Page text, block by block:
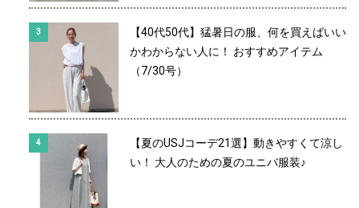
【40代50代】猛暑日の服、何を買えばいい
かわからない人に！ おすすめアイテム
（7/30号）
【夏のUSJコーデ21選】動きやすくて涼し
い！ 大人のための夏のユニバ服装♪